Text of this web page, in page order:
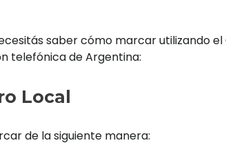
saber cómo marcar utilizando el
telefónica de Argentina:
Local
de la siguiente manera: